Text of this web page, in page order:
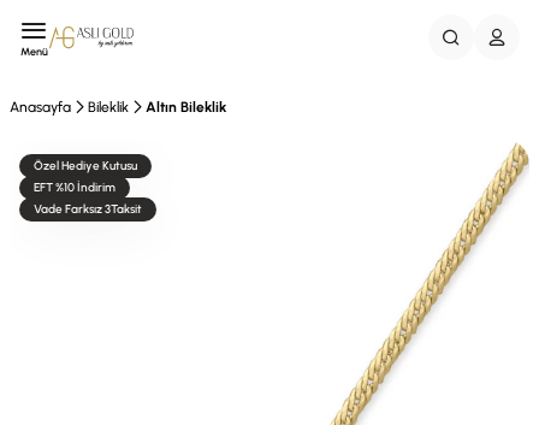
Menü
Anasayfa Bileklik Altın Bileklik
Özel Hediye Kutusu
EFT %10 İndirim
Vade Farksız 3Taksit